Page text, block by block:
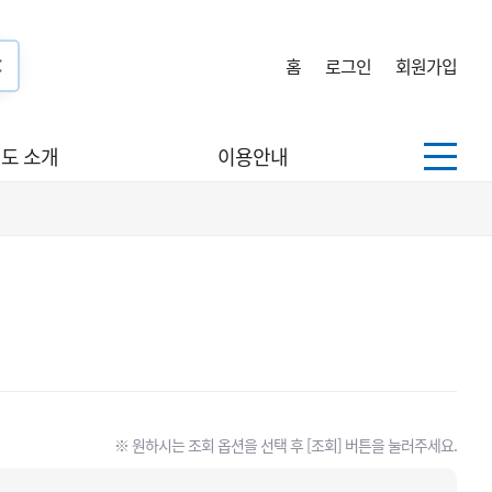
홈 로그인 회원가입
소개 이용안내
※ 원하시는 조회 옵션을 선택 후 [조회] 버튼을 눌러주세요.